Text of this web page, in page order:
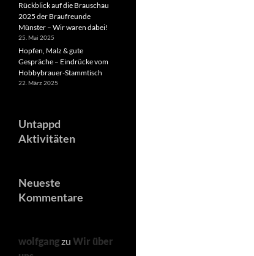
Rückblick auf die Brauschau
2025 der Braufreunde
Münster – Wir waren dabei!
25. Mai 2025
Hopfen, Malz & gute
Gespräche – Eindrücke vom
Hobbybrauer-Stammtisch
22. März 2025
Untappd
Aktivitäten
Neueste
Kommentare
wolfgangzu Wir über